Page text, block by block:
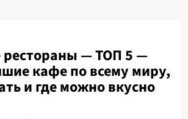
рестораны — ТОП 5 —
кафе по всему миру,
и где можно вкусно